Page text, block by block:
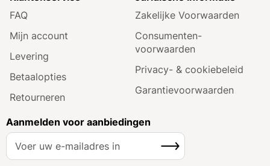
FAQ
Mijn account
Levering
Betaalopties
Retourneren
Zakelijke Voorwaarden
Consumenten­
voorwaarden
Privacy- & cookiebeleid
Garantie­voorwaarden
Aanmelden voor aanbiedingen
A
Inschrijven